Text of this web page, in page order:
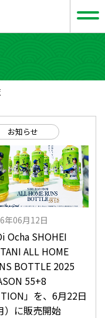
お知らせ
年06月12日
Ocha SHOHEI
ALL HOME
BOTTLE 2025
55+8
」を、6月22日
）に販売開始